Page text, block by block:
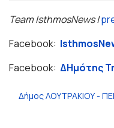
Team IsthmosNews |
Facebook:
Facebook: ΔΗμότης
Δήμος ΛΟΥΤΡΑΚΙΟΥ -